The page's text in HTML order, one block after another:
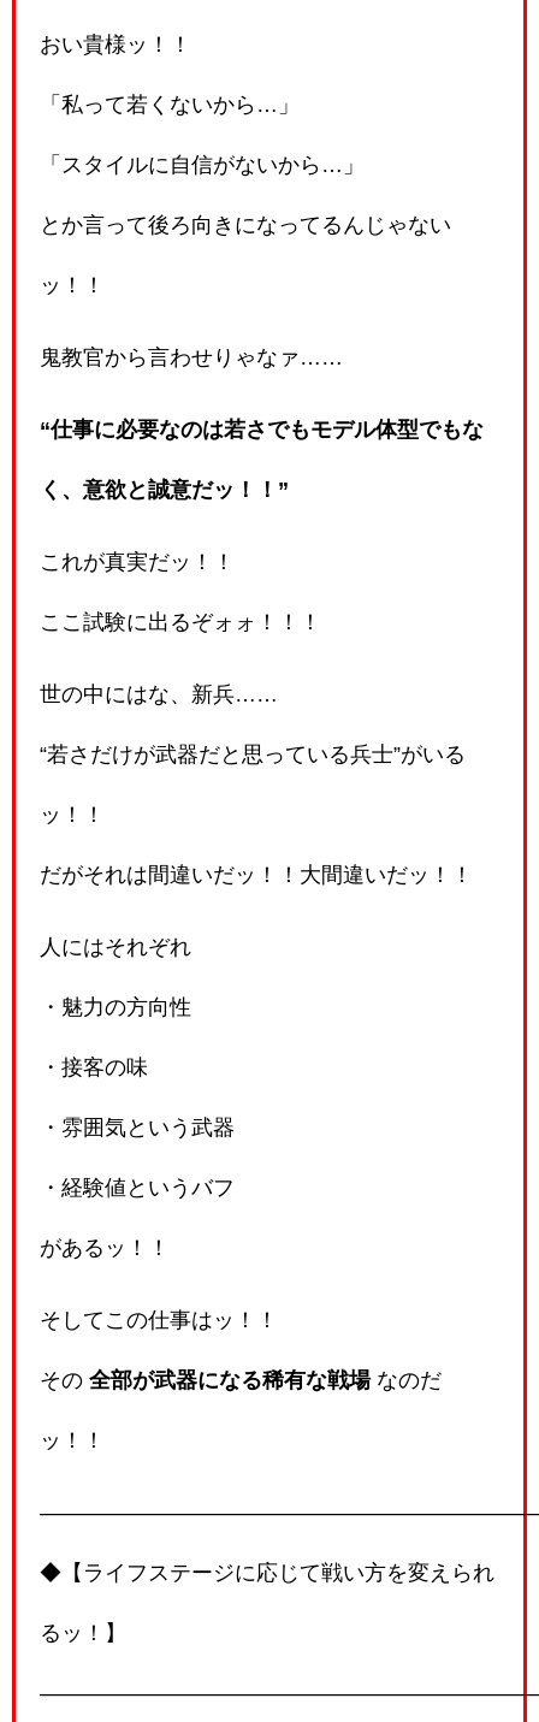
おい貴様ッ！！
「私って若くないから…」
「スタイルに自信がないから…」
とか言って後ろ向きになってるんじゃない
ッ！！
鬼教官から言わせりゃなァ……
“仕事に必要なのは若さでもモデル体型でもな
く、意欲と誠意だッ！！”
これが真実だッ！！
ここ試験に出るぞォォ！！！
世の中にはな、新兵……
“若さだけが武器だと思っている兵士”がいる
ッ！！
だがそれは間違いだッ！！大間違いだッ！！
人にはそれぞれ
・魅力の方向性
・接客の味
・雰囲気という武器
・経験値というバフ
があるッ！！
そしてこの仕事はッ！！
その 全部が武器になる稀有な戦場なのだ
ッ！！
◆【ライフステージに応じて戦い方を変えられ
るッ！】